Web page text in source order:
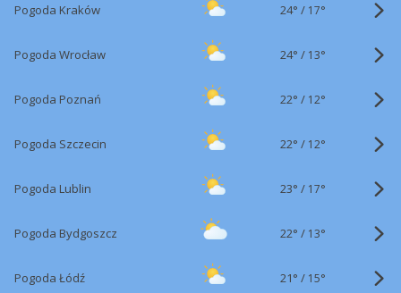
Pogoda Kraków 24° / 17°
Pogoda Wrocław 24° / 13°
Pogoda Poznań 22° / 12°
Pogoda Szczecin 22° / 12°
Pogoda Lublin 23° / 17°
Pogoda Bydgoszcz 22° / 13°
Pogoda Łódź 21° / 15°